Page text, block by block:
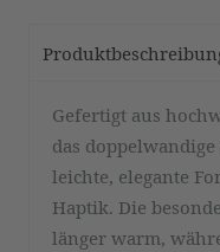
Gefertigt aus
das
leichte, elegante
Haptik. Die
länger warm,